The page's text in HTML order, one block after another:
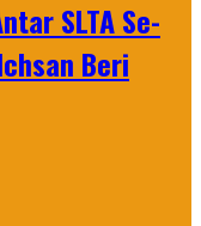
SLTA Se-
Beri